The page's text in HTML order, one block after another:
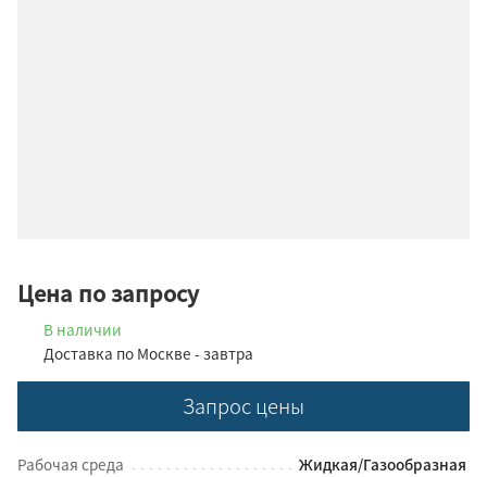
Цена по запросу
В наличии
Доставка по Москве - завтра
Запрос цены
Рабочая среда
Жидкая/Газообразная